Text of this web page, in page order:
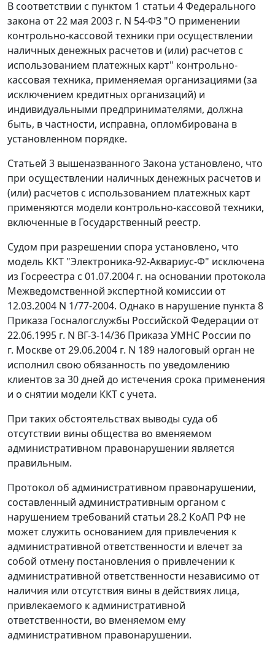
В соответствии с пунктом 1 статьи 4Федерального
закона от 22 мая 2003 г. N 54-ФЗ "О применении
контрольно-кассовой техники при осуществлении
наличных денежных расчетов и (или) расчетов с
использованием платежных карт" контрольно-
кассовая техника, применяемая организациями (за
исключением кредитных организаций) и
индивидуальными предпринимателями, должна
быть, в частности, исправна, опломбирована в
установленном порядке.
Статьей 3 вышеназванного Закона установлено, что
при осуществлении наличных денежных расчетов и
(или) расчетов с использованием платежных карт
применяются модели контрольно-кассовой техники,
включенные в Государственный реестр.
Судом при разрешении спора установлено, что
модель ККТ "Электроника-92-Аквариус-Ф" исключена
из Госреестра с 01.07.2004 г. на основании протокола
Межведомственной экспертной комиссии от
12.03.2004 N 1/77-2004. Однако в нарушение пункта 8
Приказа Госналогслужбы Российской Федерации от
22.06.1995 г. N ВГ-3-14/36 Приказа УМНС России по
г. Москве от 29.06.2004 г. N 189 налоговый орган не
исполнил свою обязанность по уведомлению
клиентов за 30 дней до истечения срока применения
и о снятии модели ККТ с учета.
При таких обстоятельствах выводы суда об
отсутствии вины общества во вменяемом
административном правонарушении является
правильным.
Протокол об административном правонарушении,
составленный административным органом с
нарушением требований статьи 28.2 КоАП РФ не
может служить основанием для привлечения к
административной ответственности и влечет за
собой отмену постановления о привлечении к
административной ответственности независимо от
наличия или отсутствия вины в действиях лица,
привлекаемого к административной
ответственности, во вменяемом ему
административном правонарушении.